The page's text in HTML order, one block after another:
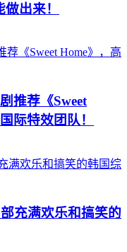
出来！
推荐《Sweet
际特效团队！
充满欢乐和搞笑的